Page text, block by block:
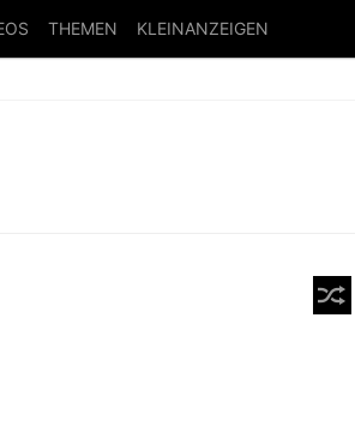
THEMEN KLEINANZEIGEN